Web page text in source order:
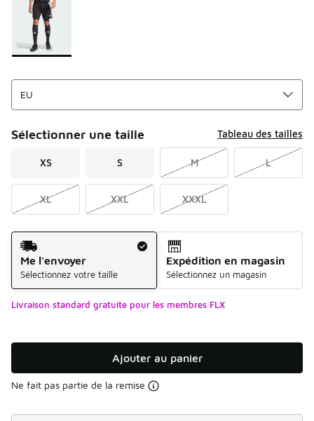
Sélectionner une taille Tableau des tailles
XS S M L
XL XXL XXXL
Mode d'expédition
Me l'envoyer
Sélectionnez votre taille
Expédition en magasin
Sélectionnez un magasin
Livraison standard gratuite pour les membres FLX
Ajouter au panier
Ne fait pas partie de la remise